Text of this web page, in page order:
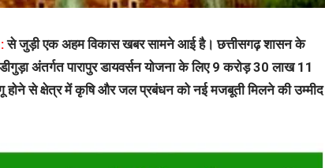
से जुड़ी एक अहम विकास खबर सामने आई है। छत्तीसगढ़ शासन के
अंतर्गत पारापुर डायवर्सन योजना के लिए 9 करोड़ 30 लाख 11
होने से क्षेत्र में कृषि और जल प्रबंधन को नई मजबूती मिलने की उम्मीद